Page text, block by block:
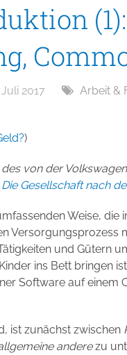
Juli 2017 Arbeit &
)
von der
Die Gesellschaft nach
Weise, die
Versorgungsprozess
und Gütern
ins Bett bringen
Software auf
ist zunächst zwischen
anderezu